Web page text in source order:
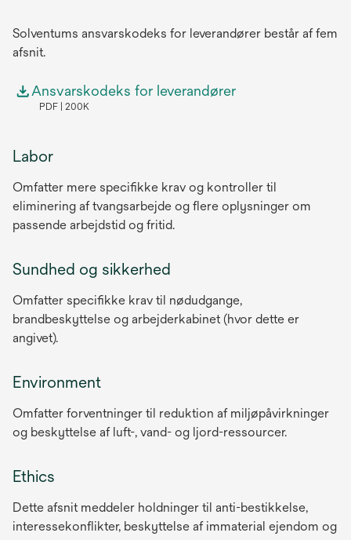
Solventums ansvarskodeks for leverandører består af fem
afsnit.
Ansvarskodeks for leverandører
PDF 200K
Labor
Omfatter mere specifikke krav og kontroller til
eliminering af tvangsarbejde og flere oplysninger om
passende arbejdstid og fritid.
Sundhed og sikkerhed
Omfatter specifikke krav til nødudgange,
brandbeskyttelse og arbejderkabinet (hvor dette er
angivet).
Environment
Omfatter forventninger til reduktion af miljøpåvirkninger
og beskyttelse af luft-, vand- og ljord-ressourcer.
Ethics
Dette afsnit meddeler holdninger til anti-bestikkelse,
interessekonflikter, beskyttelse af immaterial ejendom og